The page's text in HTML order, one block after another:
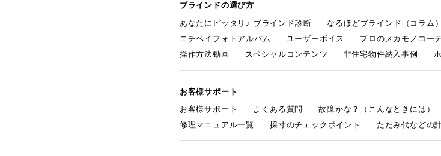
ブラインドの選び方
あなたにピッタリ♪ ブラインド診断
なるほどブラインド（コラム）
ニチベイフォトアルバム
ユーザーボイス プロのメカモノコー
操作方法動画
スペシャルコンテンツ 非住宅物件納入事例
お客様サポート
お客様サポート
よくある質問 故障かな？（こんなときには）
修理マニュアル一覧
採寸のチェックポイント たたみ代などの